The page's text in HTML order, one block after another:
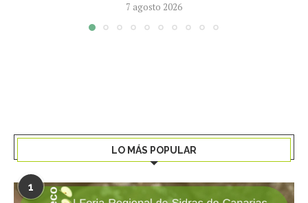
7 agosto 2026
LO MÁS POPULAR
1